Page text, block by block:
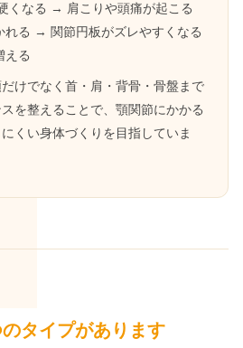
くなる → 肩こりや頭痛が起こる
る → 関節円板がズレやすくなる
える
けでなく首・肩・背骨・骨盤まで
を整えることで、顎関節にかかる
くい身体づくりを目指していま
タイプがあります